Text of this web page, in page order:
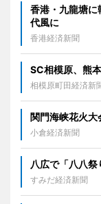
香港・九龍塘
代風に
香港経済新聞
SC相模原、熊
相模原町田経済新
関門海峡花火大
小倉経済新聞
八広で「八八
すみだ経済新聞